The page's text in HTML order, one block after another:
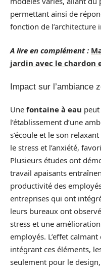
permettant ainsi de
fonction de l’architecture
A lire en complément :
jardin avec le chardon
Impact sur l’ambiance
Une fontaine à eau
l’établissement d’une
s’écoule et le son
le stress et l’anxiété,
Plusieurs études ont
travail apaisants
productivité des
entreprises qui ont
leurs bureaux ont
stress et une
employés. L’effet calmant
intégrant ces éléments,
seulement pour le